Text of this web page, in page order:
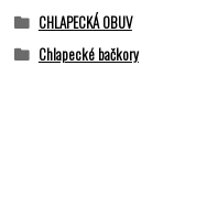
CHLAPECKÁ OBUV
Chlapecké bačkory